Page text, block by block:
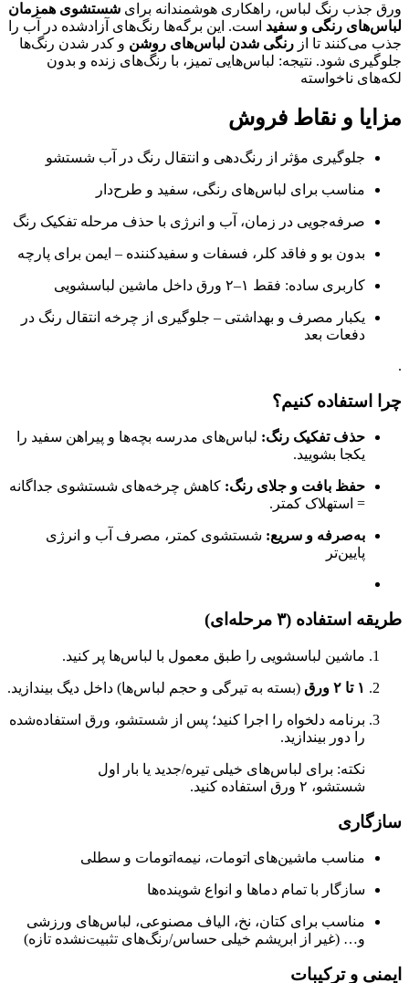
ورق جذب رنگ لباس، راهکاری هوشمندانه برای شستشوی همزمان
لباس‌های رنگی و سفید است. این برگه‌ها رنگ‌های آزادشده در آب را
جذب می‌کنند تا از رنگی شدن لباس‌های روشن و کدر شدن رنگ‌ها
جلوگیری شود. نتیجه: لباس‌هایی تمیز، با رنگ‌های زنده و بدون
لکه‌های ناخواسته
مزایا و نقاط فروش
جلوگیری مؤثر از رنگ‌دهی و انتقال رنگ در آب شستشو
مناسب برای لباس‌های رنگی، سفید و طرح‌دار
صرفه‌جویی در زمان، آب و انرژی با حذف مرحله تفکیک رنگ
بدون بو و فاقد کلر، فسفات و سفیدکننده – ایمن برای پارچه
کاربری ساده: فقط ۱–۲ ورق داخل ماشین لباسشویی
یکبار مصرف و بهداشتی – جلوگیری از چرخه انتقال رنگ در
دفعات بعد
.
چرا استفاده کنیم؟
حذف تفکیک رنگ: لباس‌های مدرسه بچه‌ها و پیراهن سفید را
یکجا بشویید.
حفظ بافت و جلای رنگ: کاهش چرخه‌های شستشوی جداگانه
= استهلاک کمتر.
به‌صرفه و سریع: شستشوی کمتر، مصرف آب و انرژی
پایین‌تر
طریقه استفاده (۳ مرحله‌ای)
ماشین لباسشویی را طبق معمول با لباس‌ها پر کنید.
۱ تا ۲ ورق (بسته به تیرگی و حجم لباس‌ها) داخل دیگ بیندازید.
برنامه دلخواه را اجرا کنید؛ پس از شستشو، ورق استفاده‌شده
را دور بیندازید.
نکته: برای لباس‌های خیلی تیره/جدید یا بار اول
شستشو، ۲ ورق استفاده کنید.
سازگاری
مناسب ماشین‌های اتومات، نیمه‌اتومات و سطلی
سازگار با تمام دماها و انواع شوینده‌ها
مناسب برای کتان، نخ، الیاف مصنوعی، لباس‌های ورزشی
و… (غیر از ابریشم خیلی حساس/رنگ‌های تثبیت‌نشده تازه)
ایمنی و ترکیبات